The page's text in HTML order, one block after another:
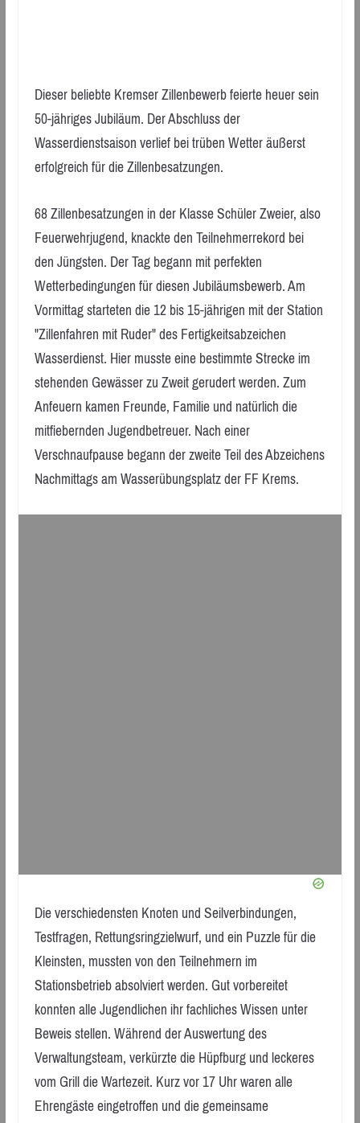
Dieser beliebte Kremser Zillenbewerb feierte heuer sein
50-jähriges Jubiläum. Der Abschluss der
Wasserdienstsaison verlief bei trüben Wetter äußerst
erfolgreich für die Zillenbesatzungen.
68 Zillenbesatzungen in der Klasse Schüler Zweier, also
Feuerwehrjugend, knackte den Teilnehmerrekord bei
den Jüngsten. Der Tag begann mit perfekten
Wetterbedingungen für diesen Jubiläumsbewerb. Am
Vormittag starteten die 12 bis 15-jährigen mit der Station
"Zillenfahren mit Ruder" des Fertigkeitsabzeichen
Wasserdienst. Hier musste eine bestimmte Strecke im
stehenden Gewässer zu Zweit gerudert werden. Zum
Anfeuern kamen Freunde, Familie und natürlich die
mitfiebernden Jugendbetreuer. Nach einer
Verschnaufpause begann der zweite Teil des Abzeichens
Nachmittags am Wasserübungsplatz der FF Krems.
Die verschiedensten Knoten und Seilverbindungen,
Testfragen, Rettungsringzielwurf, und ein Puzzle für die
Kleinsten, mussten von den Teilnehmern im
Stationsbetrieb absolviert werden. Gut vorbereitet
konnten alle Jugendlichen ihr fachliches Wissen unter
Beweis stellen. Während der Auswertung des
Verwaltungsteam, verkürzte die Hüpfburg und leckeres
vom Grill die Wartezeit. Kurz vor 17 Uhr waren alle
Ehrengäste eingetroffen und die gemeinsame